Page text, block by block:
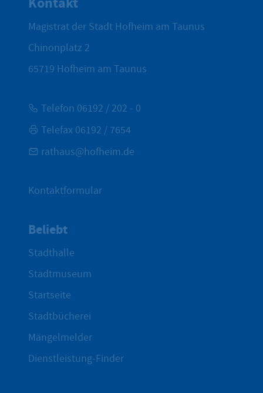
Magistrat der Stadt Hofheim am Taunus
Chinonplatz 2
65719 Hofheim am Taunus
Telefon 06192 / 202 - 0
Telefax 06192 / 7654
rathaus@hofheim.de
Kontaktformular
Beliebt
Stadthalle
Stadtmuseum
Startseite
Stadtbücherei
Mängelmelder
Dienstleistung-Finder